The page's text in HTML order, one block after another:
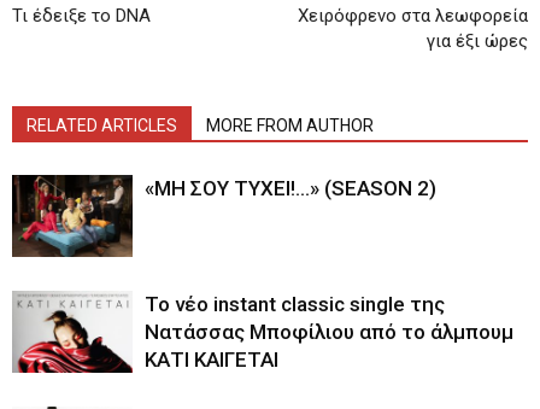
Τι έδειξε το DNA
Χειρόφρενο στα λεωφορεία
για έξι ώρες
RELATED ARTICLES MORE FROM AUTHOR
«ΜΗ ΣΟΥ ΤΥΧΕΙ!…» (SEASON 2)
Το νέο instant classic single της
Νατάσσας Μποφίλιου από το άλμπουμ
ΚΑΤΙ ΚΑΙΓΕΤΑΙ